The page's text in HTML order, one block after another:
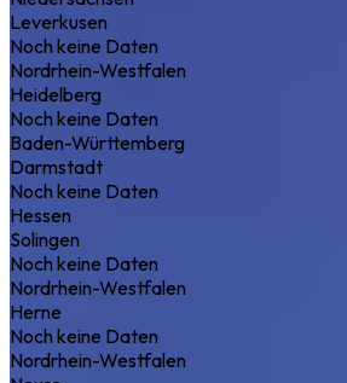
Leverkusen
Noch keine Daten
Nordrhein-Westfalen
Heidelberg
Noch keine Daten
Baden-Württemberg
Darmstadt
Noch keine Daten
Hessen
Solingen
Noch keine Daten
Nordrhein-Westfalen
Herne
Noch keine Daten
Nordrhein-Westfalen